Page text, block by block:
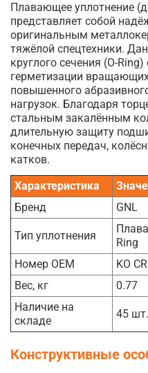
Плавающее уплотнение
представляет собой
оригинальным
тяжёлой спецтехники.
круглого сечения (O-
герметизации
повышенного
нагрузок. Благодаря
стальным закалённым
длительную защиту
конечных передач,
катков.
Характеристика
Бренд
GNL
Тип уплотнения
Ring
Номер OEM
KO
Вес, кг
0.77
Наличие на
складе
45 шт.
Конструктивные